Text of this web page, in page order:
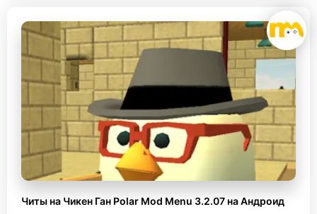
Читы на Чикен Ган Polar Mod Menu 3.2.07 на Андроид